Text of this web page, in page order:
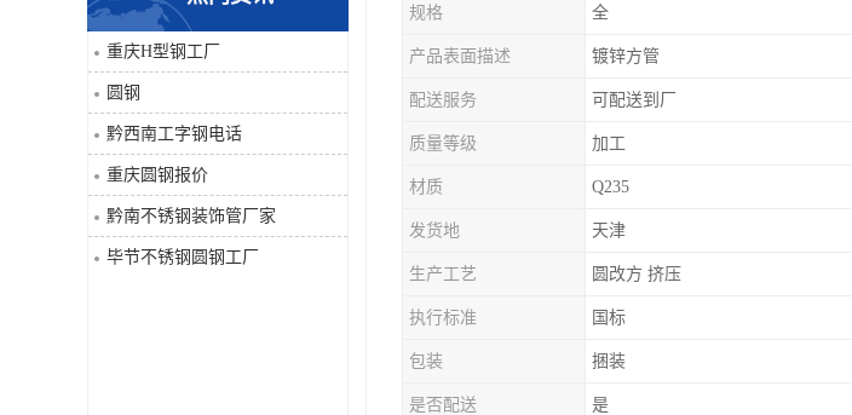
角钢
焊管
工字钢
H型钢
重庆H型钢工厂
圆钢
黔西南工字钢电话
重庆圆钢报价
黔南不锈钢装饰管厂家
毕节不锈钢圆钢工厂
规格 全
产品表面描述 镀锌方管
配送服务 可配送到厂
质量等级 加工
材质 Q235
发货地 天津
生产工艺 圆改方 挤压
执行标准 国标
包装 捆装
是否配送 是